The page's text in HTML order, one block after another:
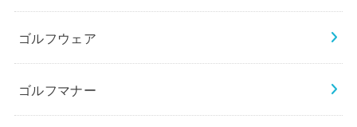
ゴルフウェア
ゴルフマナー